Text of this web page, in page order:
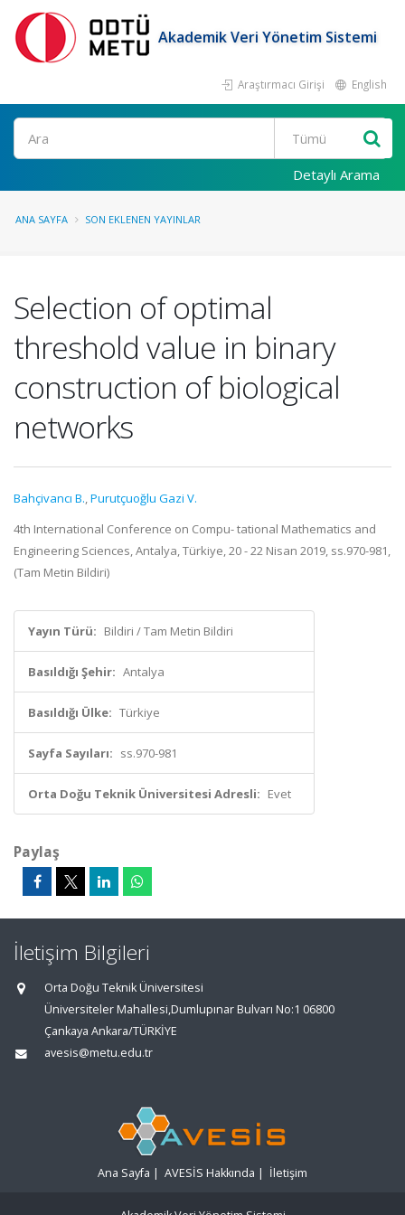
Akademik Veri Yönetim Sistemi
Araştırmacı Girişi English
Ara
Detaylı Arama
ANA SAYFA SON EKLENEN YAYINLAR
Selection of optimal
threshold value in binary
construction of biological
networks
Bahçivancı B.,Purutçuoğlu Gazi V.
4th International Conference on Compu- tational Mathematics and
Engineering Sciences, Antalya, Türkiye, 20 - 22 Nisan 2019, ss.970-981,
(Tam Metin Bildiri)
Yayın Türü: Bildiri / Tam Metin Bildiri
Basıldığı Şehir: Antalya
Basıldığı Ülke: Türkiye
Sayfa Sayıları: ss.970-981
Orta Doğu Teknik Üniversitesi Adresli: Evet
Paylaş
İletişim Bilgileri
Orta Doğu Teknik Üniversitesi
Üniversiteler Mahallesi,Dumlupınar Bulvarı No:1 06800
Çankaya Ankara/TÜRKİYE
avesis@metu.edu.tr
Ana Sayfa | AVESİS Hakkında | İletişim